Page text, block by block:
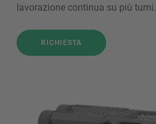
lavorazione continua su più turni.
RICHIESTA